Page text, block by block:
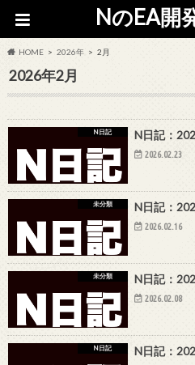
NのEA開
HOME 2026年 2月
2026年2月
N日記 N日記：
2026.02.23
未分類 N日記：
2026.02.16
未分類 N日記：
2026.02.08
N日記 N日記：